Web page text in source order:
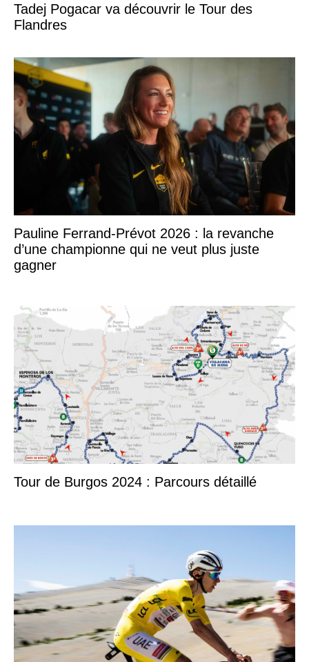
Tadej Pogacar va découvrir le Tour des
Flandres
Pauline Ferrand-Prévot 2026 : la revanche
d’une championne qui ne veut plus juste
gagner
Tour de Burgos 2024 : Parcours détaillé